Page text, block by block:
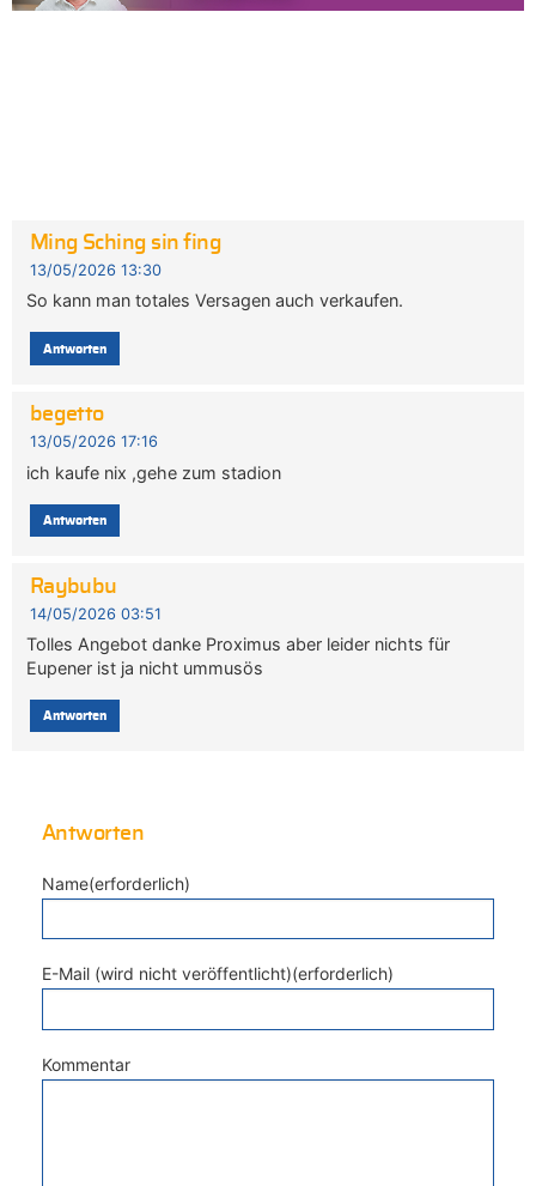
Ming Sching sin fing
13/05/2026 13:30
So kann man totales Versagen auch verkaufen.
Antworten
begetto
13/05/2026 17:16
ich kaufe nix ,gehe zum stadion
Antworten
Raybubu
14/05/2026 03:51
Tolles Angebot danke Proximus aber leider nichts für
Eupener ist ja nicht ummusös
Antworten
Antworten
Name(erforderlich)
E-Mail (wird nicht veröffentlicht)(erforderlich)
Kommentar